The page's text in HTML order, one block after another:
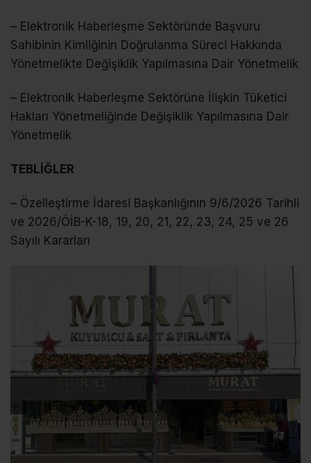
– Elektronik Haberleşme Sektöründe Başvuru
Sahibinin Kimliğinin Doğrulanma Süreci Hakkında
Yönetmelikte Değişiklik Yapılmasına Dair Yönetmelik
– Elektronik Haberleşme Sektörüne İlişkin Tüketici
Hakları Yönetmeliğinde Değişiklik Yapılmasına Dair
Yönetmelik
TEBLİĞLER
– Özelleştirme İdaresi Başkanlığının 9/6/2026 Tarihli
ve 2026/ÖİB-K-18, 19, 20, 21, 22, 23, 24, 25 ve 26
Sayılı Kararları